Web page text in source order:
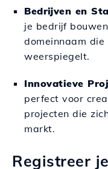
Bedrijven en
je bedrijf
domeinnaam
weerspiegelt.
Innovatieve
perfect voor
projecten die
markt.
Registreer